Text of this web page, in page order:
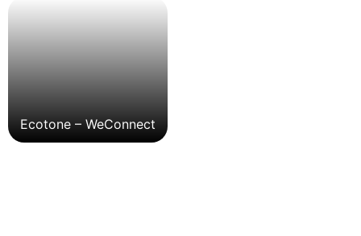
Ecotone – WeConnect